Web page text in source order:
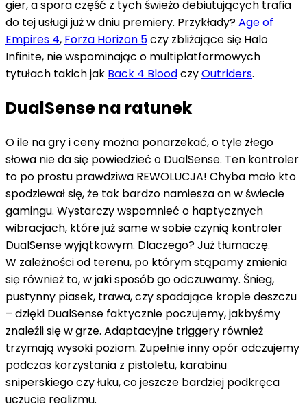
gier, a spora część z tych świeżo debiutujących trafia
do tej usługi już w dniu premiery. Przykłady?Age of
Empires 4, Forza Horizon 5czy zbliżające się Halo
Infinite, nie wspominając o multiplatformowych
tytułach takich jak Back 4 BloodczyOutriders.
DualSense na ratunek
O ile na gry i ceny można ponarzekać, o tyle złego
słowa nie da się powiedzieć o DualSense. Ten kontroler
to po prostu prawdziwa REWOLUCJA! Chyba mało kto
spodziewał się, że tak bardzo namiesza on w świecie
gamingu. Wystarczy wspomnieć o haptycznych
wibracjach, które już same w sobie czynią kontroler
DualSense wyjątkowym. Dlaczego? Już tłumaczę.
W zależności od terenu, po którym stąpamy zmienia
się również to, w jaki sposób go odczuwamy. Śnieg,
pustynny piasek, trawa, czy spadające krople deszczu
– dzięki DualSense faktycznie poczujemy, jakbyśmy
znaleźli się w grze. Adaptacyjne triggery również
trzymają wysoki poziom. Zupełnie inny opór odczujemy
podczas korzystania z pistoletu, karabinu
sniperskiego czy łuku, co jeszcze bardziej podkręca
uczucie realizmu.